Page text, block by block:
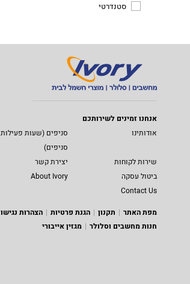
סטנדרטי
אנחנו זמינים לשירותכם
אודותינו
סניפים (שעות פעילות
סניפים)
שירות לקוחות
יצירת קשר
ביטול עסקה
About Ivory
Contact Us
מפת האתר
תקנון הגנת פרטיות
הצהרות
חנות מחשבים וסלולר
מגזין אייבורי